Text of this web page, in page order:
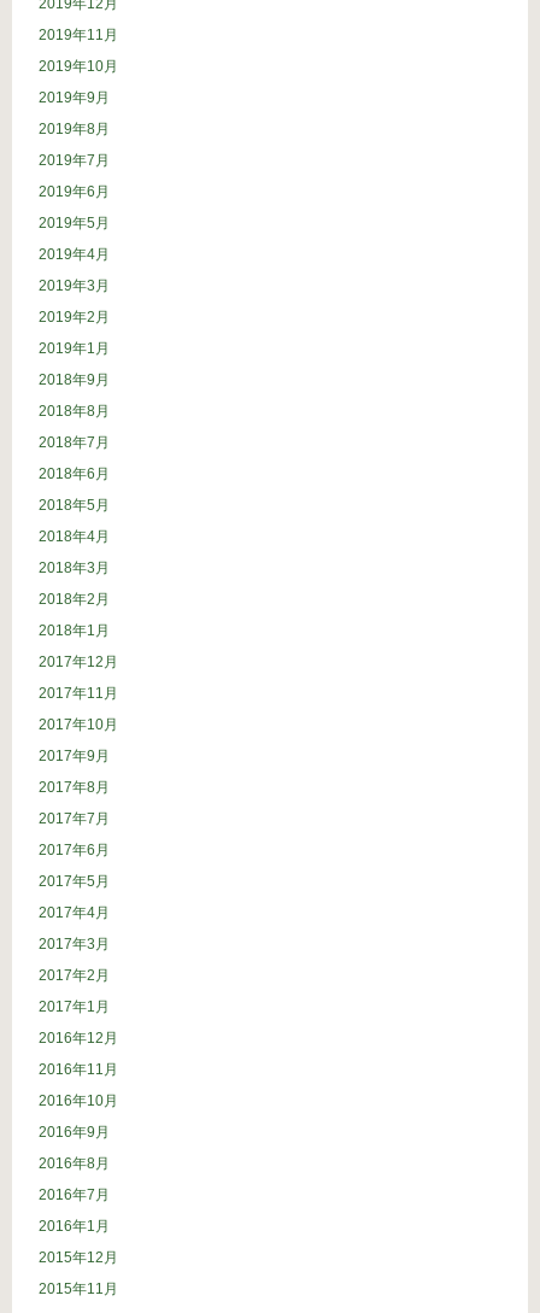
2019年12月
2019年11月
2019年10月
2019年9月
2019年8月
2019年7月
2019年6月
2019年5月
2019年4月
2019年3月
2019年2月
2019年1月
2018年9月
2018年8月
2018年7月
2018年6月
2018年5月
2018年4月
2018年3月
2018年2月
2018年1月
2017年12月
2017年11月
2017年10月
2017年9月
2017年8月
2017年7月
2017年6月
2017年5月
2017年4月
2017年3月
2017年2月
2017年1月
2016年12月
2016年11月
2016年10月
2016年9月
2016年8月
2016年7月
2016年1月
2015年12月
2015年11月